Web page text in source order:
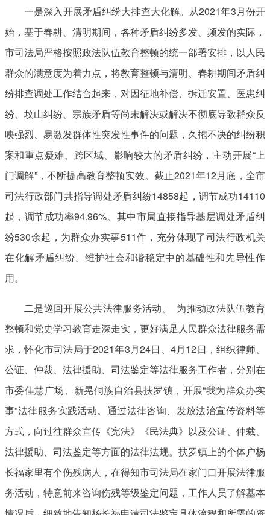
一是深入开展矛盾纠纷大排查大化解。从2021年3月份开
始，基于春耕、清明期间，各种矛盾纠纷多发、频发的实际，
市司法局严格按照政法队伍教育整顿的统一部署安排，以人民
群众的满意度为着力点，将教育整顿与清明、春耕期间矛盾纠
纷排查调处工作结合起来，对因征地补偿、拆迁安置、医患纠
纷、坟山纠纷、宗族矛盾等尚未解决或解决不彻底导致群众反
映强烈、易激发群体性突发性事件的问题，久拖不决的纠纷积
案和重点疑难、跨区域、影响较大的矛盾纠纷，主动开展“上
门调解”，不断提高教育整顿实效。截止2021年12月底，全市
司法行政部门共指导调处矛盾纠纷14858起，调节成功14110
起，调节成功率94.96%。其中市局直接指导基层调处矛盾纠
纷530余起，为群众办实事511件，充分体现了司法行政机关
在化解矛盾纠纷、维护社会和谐稳定中的基础性和先导性作
用。
二是巡回开展公共法律服务活动。 为推动政法队伍教育
整顿和党史学习教育走深走实，更好满足人民群众法律服务需
求，怀化市司法局于2021年3月24日、4月12日，组织律师、
公证、仲裁、法律援助、司法鉴定等法律服务工作者，分别在
市委佳慧广场、新晃侗族自治县扶罗镇，开展“我为群众办实
事”法律服务实践活动。通过法律咨询、发放法治宣传资料等
方式，向过往群众宣传《宪法》《民法典》以及公证、仲裁、
法律援助、司法鉴定等方面的法律法规。扶罗镇上的个体户杨
长福家里有个伤残病人，在得知市司法局在家门口开展法律服
务活动，特意前来咨询伤残等级鉴定问题，工作人员了解基本